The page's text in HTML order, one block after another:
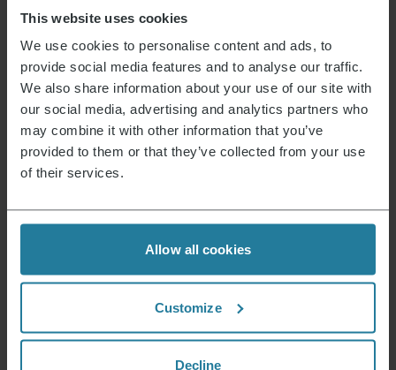
This website uses cookies
We use cookies to personalise content and ads, to
provide social media features and to analyse our traffic.
We also share information about your use of our site with
our social media, advertising and analytics partners who
may combine it with other information that you’ve
provided to them or that they’ve collected from your use
of their services.
Allow all cookies
Customize
Decline
Mögliche gefährliche Stoffe
https://echa.europa.eu/de/scip-
database *ständige Aktualisierung
Maße des Produktes (HxBxT) (in cm) 23,4 x 16,2 x 5,1
Maße der Verpackung (HxBxT) (in cm) 23,4 x 16,2 x 5,1
Datenblatt 10007218000_de.pdf
Aktuelles & Angebote